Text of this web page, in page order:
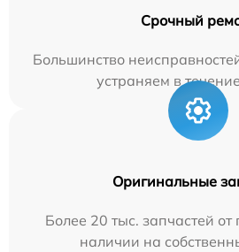
Срочный
Большинство
устраняем в
Оригинальные
Более 20 тыс. запчастей от
наличии на